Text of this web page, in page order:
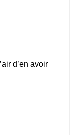
d’en avoir